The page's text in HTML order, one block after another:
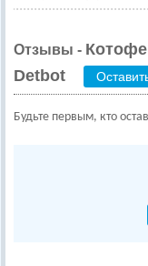
Отзывы -
Detbot
Будьте первым, кто